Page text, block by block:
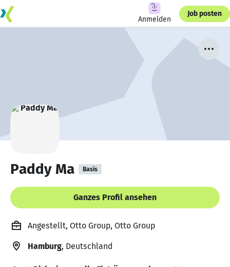
Anmelden
Job posten
Paddy Ma Basis
Ganzes Profil ansehen
Angestellt, Otto Group, Otto Group
Hamburg, Deutschland